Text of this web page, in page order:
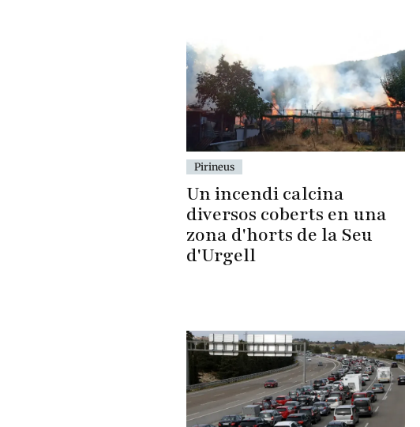
Pirineus
Un incendi calcina
diversos coberts en una
zona d'horts de la Seu
d'Urgell